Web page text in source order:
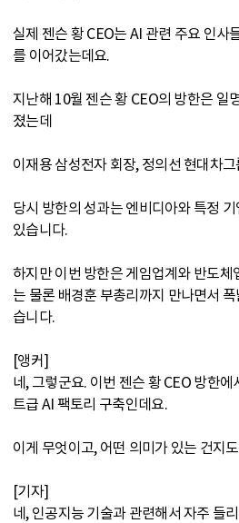
실제 젠슨 황 CEO는 AI 관련 주요 인사
를 이어갔는데요.
지난해 10월 젠슨 황 CEO의 방한은 일
졌는데
이재용 삼성전자 회장, 정의선 현대차
당시 방한의 성과는 엔비디아와 특정
있습니다.
하지만 이번 방한은 게임업계와 반도체
는 물론 배경훈 부총리까지 만나면서
습니다.
[앵커]
네, 그렇군요. 이번 젠슨 황 CEO 방한
트급 AI 팩토리 구축인데요.
이게 무엇이고, 어떤 의미가 있는 건지
[기자]
네, 인공지능 기술과 관련해서 자주 들